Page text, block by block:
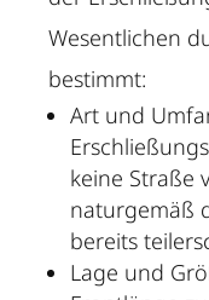
Wesentlichen
bestimmt:
Art und
keine Straße
naturgemäß
bereits
Lage und